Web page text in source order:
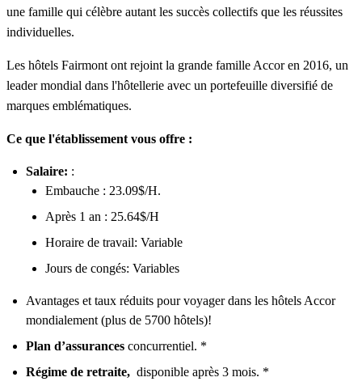
une famille qui célèbre autant les succès collectifs que les réussites
individuelles.
Les hôtels Fairmont ont rejoint la grande famille Accor en 2016, un
leader mondial dans l'hôtellerie avec un portefeuille diversifié de
marques emblématiques.
Ce que l'établissement vous offre :
Salaire: :
Embauche : 23.09$/H.
Après 1 an : 25.64$/H
Horaire de travail: Variable
Jours de congés: Variables
Avantages et taux réduits pour voyager dans les hôtels Accor
mondialement (plus de 5700 hôtels)!
Plan d’assurances concurrentiel. *
Régime de retraite, disponible après 3 mois. *